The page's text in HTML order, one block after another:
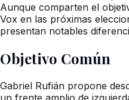
Aunque comparten el
Vox en las próximas
presentan notables
Objetivo Común
Gabriel Rufián propone
un frente amplio de